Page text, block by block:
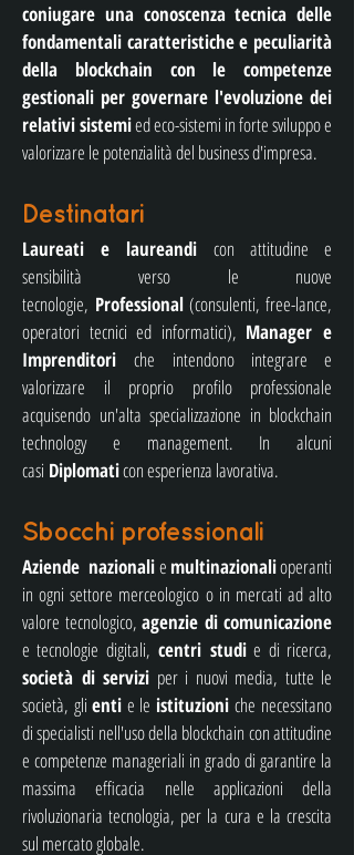
coniugare una conoscenza tecnica delle
fondamentali caratteristiche e peculiarità
della blockchain con le competenze
gestionali per governare l'evoluzione dei
relativi sistemied eco-sistemi in forte sviluppo e
valorizzare le potenzialità del business d'impresa.​
Destinatari
Laureati e laureandi con attitudine e
sensibilità verso le nuove
tecnologie, Professional (consulenti, free-lance,
operatori tecnici ed informatici), Manager e
Imprenditoriche intendono integrare e
valorizzare il proprio profilo professionale
acquisendo un'alta specializzazione in blockchain
technology e management. In alcuni
casi Diplomaticon esperienza lavorativa.
Sbocchi professionali
Aziende nazionalie multinazionalioperanti
in ogni settore merceologico o in mercati ad alto
valore tecnologico, agenzie di comunicazione
e tecnologie digitali, centri studie di ricerca,
società di servizi per i nuovi media, tutte le
società, glienti e le istituzioniche necessitano
di specialisti nell'uso della blockchain con attitudine
e competenze manageriali in grado di garantire la
massima efficacia nelle applicazioni della
rivoluzionaria tecnologia, per la cura e la crescita
sul mercato globale.